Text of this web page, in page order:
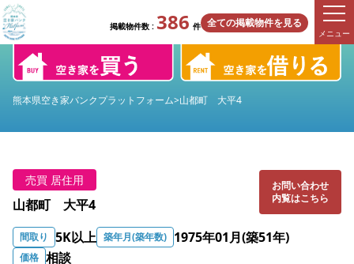
掲載物件数 : 386 件 全ての掲載物件を見る
メニュー
熊本県空き家バンクプラットフォーム>山都町 大平4
売買 居住用
山都町 大平4
お問い合わせ
内覧はこちら
間取り 5K以上 築年月(築年数) 1975年01月(築51年)
価格 相談